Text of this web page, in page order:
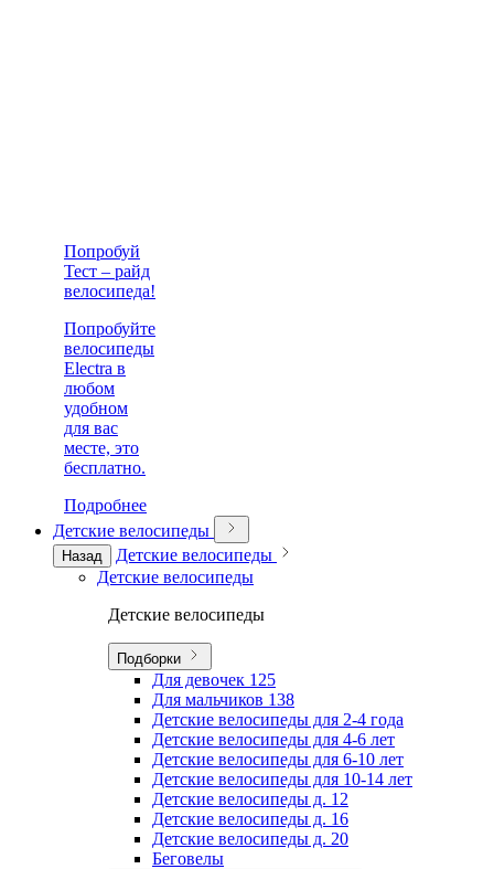
Попробуй
Тест – райд
велосипеда!
Попробуйте
велосипеды
Electra в
любом
удобном
для вас
месте, это
бесплатно.
Подробнее
Детские велосипеды
Назад
Детские велосипеды
Детские велосипеды
Детские велосипеды
Подборки
Для девочек 125
Для мальчиков 138
Детские велосипеды для 2-4 года
Детские велосипеды для 4-6 лет
Детские велосипеды для 6-10 лет
Детские велосипеды для 10-14 лет
Детские велосипеды д. 12
Детские велосипеды д. 16
Детские велосипеды д. 20
Беговелы